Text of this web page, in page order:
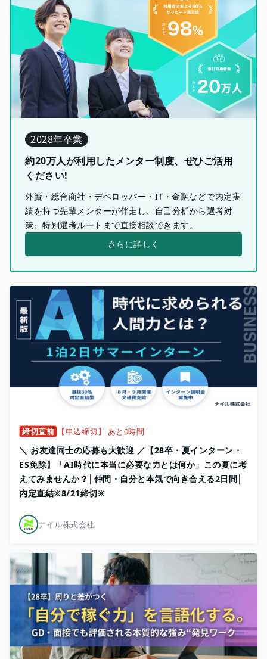
2028年卒業
約20万人が利用したメンター制度、ぜひご活用
ください!
外資・総合商社・デベロッパー・IT・金融などで内定実
績を持つ先輩メンターが伴走し、自己分析から選考対
策、特別選考ルートまで直接相談できます。
さらに詳しく
締切直前 【申込締切】 あと0時間
＼ お友達同士の応募も大歓迎 ／【28卒・夏インターン・
ES免除】「AI時代に本当に必要な力とは何か」この夏に考
えてみませんか？│仲間・自分と本気で向き合える2日間│
内定直結※8/21締切※
ナイル株式会社